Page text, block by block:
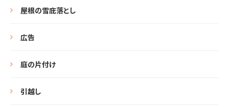
屋根の雪庇落とし
広告
庭の片付け
引越し